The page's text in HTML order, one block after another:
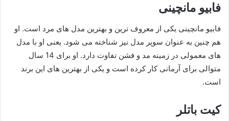
فابیو مانچینی
فابیو مانچینی یکی از معروف ترین و بهترین مدل های مرد است. او
هم چنین به عنوان سوپر مدل نیز شناخته می شود. یعنی او با مدل
های معمولی در زمینه مد و فشن تفاوت دارد. او برای 14 سال
متوالی برای آرمانی کار کرده است و یکی از بهترین های این برند
است.
کیت باتلر